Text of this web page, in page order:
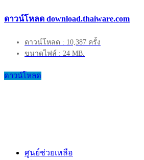
ดาวน์โหลด download.thaiware.com
ดาวน์โหลด : 10,387 ครั้ง
ขนาดไฟล์ : 24 MB.
ดาวน์โหลด
ศูนย์ช่วยเหลือ